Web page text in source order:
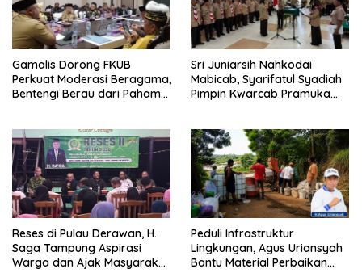
Gamalis Dorong FKUB
Perkuat Moderasi Beragama,
Bentengi Berau dari Paham
Sri Juniarsih Nahkodai
Mabicab, Syarifatul Syadiah
Pimpin Kwarcab Pramuka
Reses di Pulau Derawan, H.
Saga Tampung Aspirasi
Warga dan Ajak Masyarakat
Peduli Infrastruktur
Lingkungan, Agus Uriansyah
Bantu Material Perbaikan